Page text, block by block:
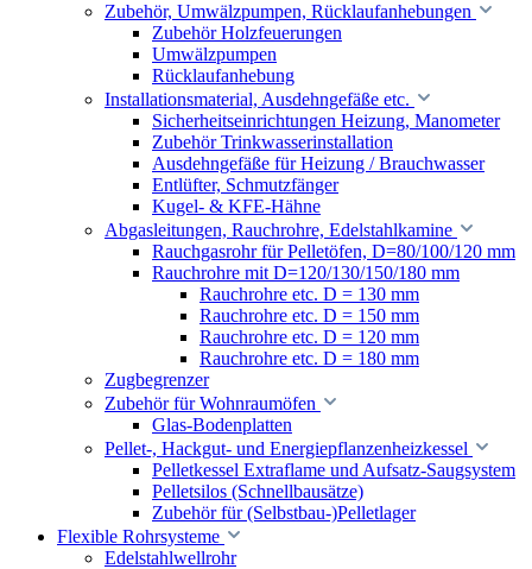
Zubehör, Umwälzpumpen, Rücklaufanhebungen
Zubehör Holzfeuerungen
Umwälzpumpen
Rücklaufanhebung
Installationsmaterial, Ausdehngefäße etc.
Sicherheitseinrichtungen Heizung, Manometer
Zubehör Trinkwasserinstallation
Ausdehngefäße für Heizung / Brauchwasser
Entlüfter, Schmutzfänger
Kugel- & KFE-Hähne
Abgasleitungen, Rauchrohre, Edelstahlkamine
Rauchgasrohr für Pelletöfen, D=80/100/120 mm
Rauchrohre mit D=120/130/150/180 mm
Rauchrohre etc. D = 130 mm
Rauchrohre etc. D = 150 mm
Rauchrohre etc. D = 120 mm
Rauchrohre etc. D = 180 mm
Zugbegrenzer
Zubehör für Wohnraumöfen
Glas-Bodenplatten
Pellet-, Hackgut- und Energiepflanzenheizkessel
Pelletkessel Extraflame und Aufsatz-Saugsystem
Pelletsilos (Schnellbausätze)
Zubehör für (Selbstbau-)Pelletlager
Flexible Rohrsysteme
Edelstahlwellrohr